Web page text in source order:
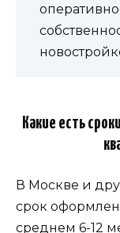
Какие есть
В Москве и
срок
среднем 6-12